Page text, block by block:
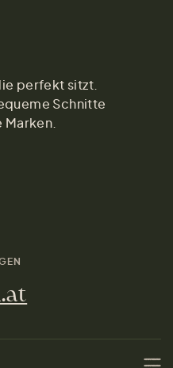
perfekt sitzt.
Schnitte